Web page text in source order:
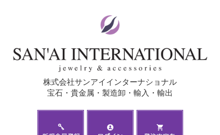
株式会社サンアイインターナショナル
宝石・貴金属・製造卸・輸入・輸出